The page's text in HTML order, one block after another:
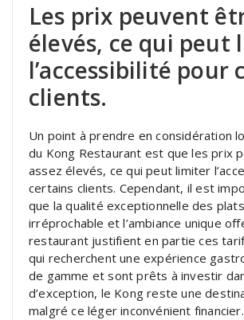
Les prix peuvent
élevés, ce qui peut
l’accessibilité pour
clients.
Un point à prendre en considération
du Kong Restaurant est que les prix
assez élevés, ce qui peut limiter
certains clients. Cependant, il est
que la qualité exceptionnelle des
irréprochable et l’ambiance unique
restaurant justifient en partie ces
qui recherchent une expérience
de gamme et sont prêts à investir
d’exception, le Kong reste une
malgré ce léger inconvénient financier.